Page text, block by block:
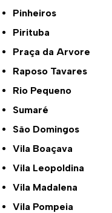
Pinheiros
Pirituba
Praça da Arvore
Raposo Tavares
Rio Pequeno
Sumaré
São Domingos
Vila Boaçava
Vila Leopoldina
Vila Madalena
Vila Pompeia